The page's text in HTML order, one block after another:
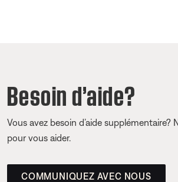
Besoin d’aide?
Vous avez besoin d’aide supplémentaire?
pour vous aider.
COMMUNIQUEZ AVEC NOUS